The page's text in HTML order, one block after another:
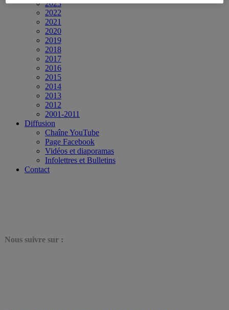
2023
2022
2021
2020
2019
2018
2017
2016
2015
2014
2013
2012
2001-2011
Diffusion
Chaîne YouTube
Page Facebook
Vidéos et diaporamas
Infolettres et Bulletins
Contact
Nous suivre sur :